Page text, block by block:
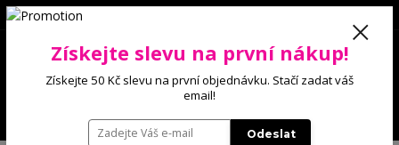
0 Kč
Získejte slevu na první nákup!
Získejte 50 Kč slevu na první objednávku. Stačí zadat váš
email!
Odeslat